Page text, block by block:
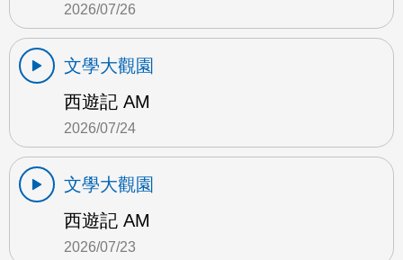
2026/07/26
文學大觀園
西遊記 AM
2026/07/24
文學大觀園
西遊記 AM
2026/07/23